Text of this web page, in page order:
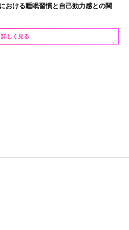
おける睡眠習慣と自己効力感との関
詳しく見る